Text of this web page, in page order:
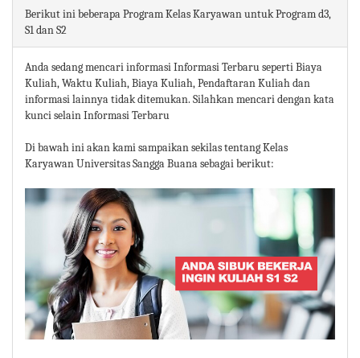
Berikut ini beberapa Program Kelas Karyawan untuk Program d3,
S1 dan S2
Anda sedang mencari informasi Informasi Terbaru seperti Biaya
Kuliah, Waktu Kuliah, Biaya Kuliah, Pendaftaran Kuliah dan
informasi lainnya tidak ditemukan. Silahkan mencari dengan kata
kunci selain Informasi Terbaru
Di bawah ini akan kami sampaikan sekilas tentang Kelas
Karyawan Universitas Sangga Buana sebagai berikut: